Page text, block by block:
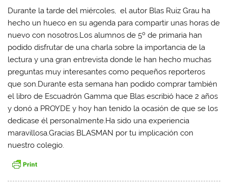
Durante la tarde del miércoles, el autor Blas Ruiz Grau ha
hecho un hueco en su agenda para compartir unas horas de
nuevo con nosotros.Los alumnos de 5º de primaria han
podido disfrutar de una charla sobre la importancia de la
lectura y una gran entrevista donde le han hecho muchas
preguntas muy interesantes como pequeños reporteros
que son.Durante esta semana han podido comprar también
el libro de Escuadrón Gamma que Blas escribió hace 2 años
y donó a PROYDE y hoy han tenido la ocasión de que se los
dedicase él personalmente.Ha sido una experiencia
maravillosa.Gracias BLASMAN por tu implicación con
nuestro colegio.